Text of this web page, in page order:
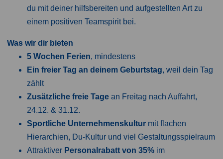
du mit deiner hilfsbereiten und aufgestellten Art zu
einem positiven Teamspirit bei.
Was wir dir bieten
5 Wochen Ferien, mindestens
Ein freier Tag an deinem Geburtstag, weil dein Tag
zählt
Zusätzliche freie Tage an Freitag nach Auffahrt,
24.12. & 31.12.
Sportliche Unternehmenskultur mit flachen
Hierarchien, Du-Kultur und viel Gestaltungsspielraum
Attraktiver Personalrabatt von 35% im